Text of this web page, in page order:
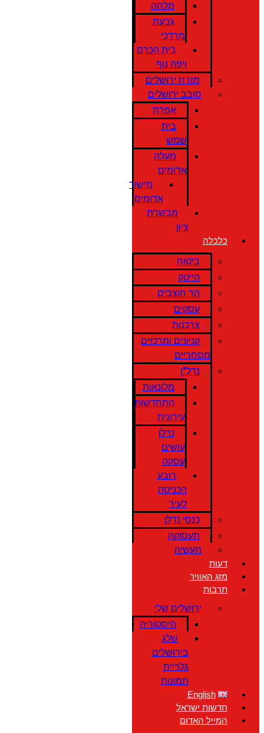
מלחה
גבעת
מרדכי
בית הכרם
ויפה נוף
מזרח ירושלים
סובב ירושלים
אפרת
בית
שמש
מעלה
אדומים
מישור
אדומים
מבשרת
ציון
כלכלה
ביטוח
הייטק
הר חוצבים
עסקים
צרכנות
קניונים ומרכזים
מסחריים
נדל"ן
מלונאות
התחדשות
עירונית
נדלן
עושים
עסקה
רובע
הכניסה
לעיר
כנסי נדלן
תעסוקה
תעשיה
דעות
מזג האוויר
תרבות
ירושלים שלי
היסטוריה
שלג
בירושלים
גלריית
תמונות
English
חדשות ישראל
המייל האדום